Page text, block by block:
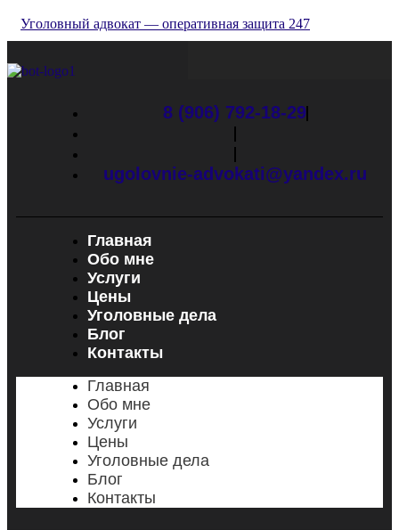
Уголовный адвокат — оперативная защита 247
8 (906) 792-18-29
ugolovnie-advokati@yandex.ru
Главная
Обо мне
Услуги
Цены
Уголовные дела
Блог
Контакты
Главная
Обо мне
Услуги
Цены
Уголовные дела
Блог
Контакты